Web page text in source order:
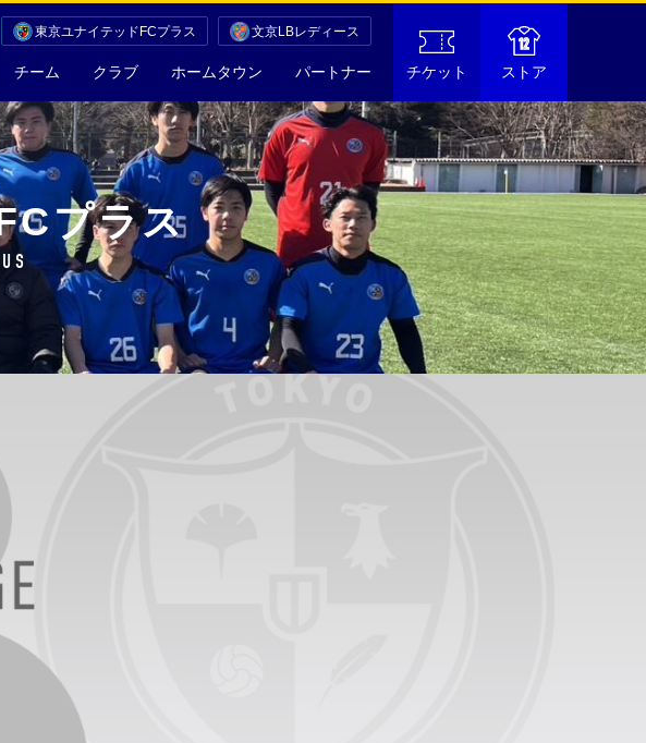
チーム クラブ ホームタウン パートナー チケット ストア
東京ユナイテッドFCプラス 文京LBレディース
プラス